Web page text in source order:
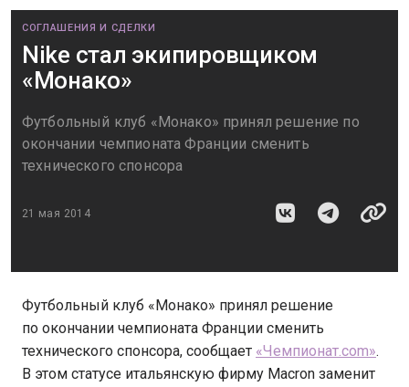
СОГЛАШЕНИЯ И СДЕЛКИ
Nike стал экипировщиком
«Монако»
Футбольный клуб «Монако» принял решение по
окончании чемпионата Франции сменить
технического спонсора
21 мая 2014
Футбольный клуб «Монако» принял решение
по окончании чемпионата Франции сменить
технического спонсора, сообщает «Чемпионат.com».
В этом статусе итальянскую фирму Macron заменит